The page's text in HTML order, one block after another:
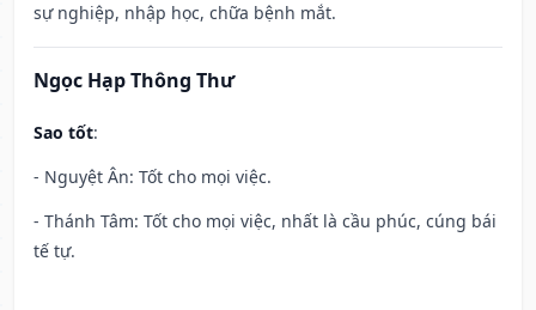
sự nghiệp, nhập học, chữa bệnh mắt.
Ngọc Hạp Thông Thư
Sao tốt:
- Nguyệt Ân: Tốt cho mọi việc.
- Thánh Tâm: Tốt cho mọi việc, nhất là cầu phúc, cúng bái
tế tự.